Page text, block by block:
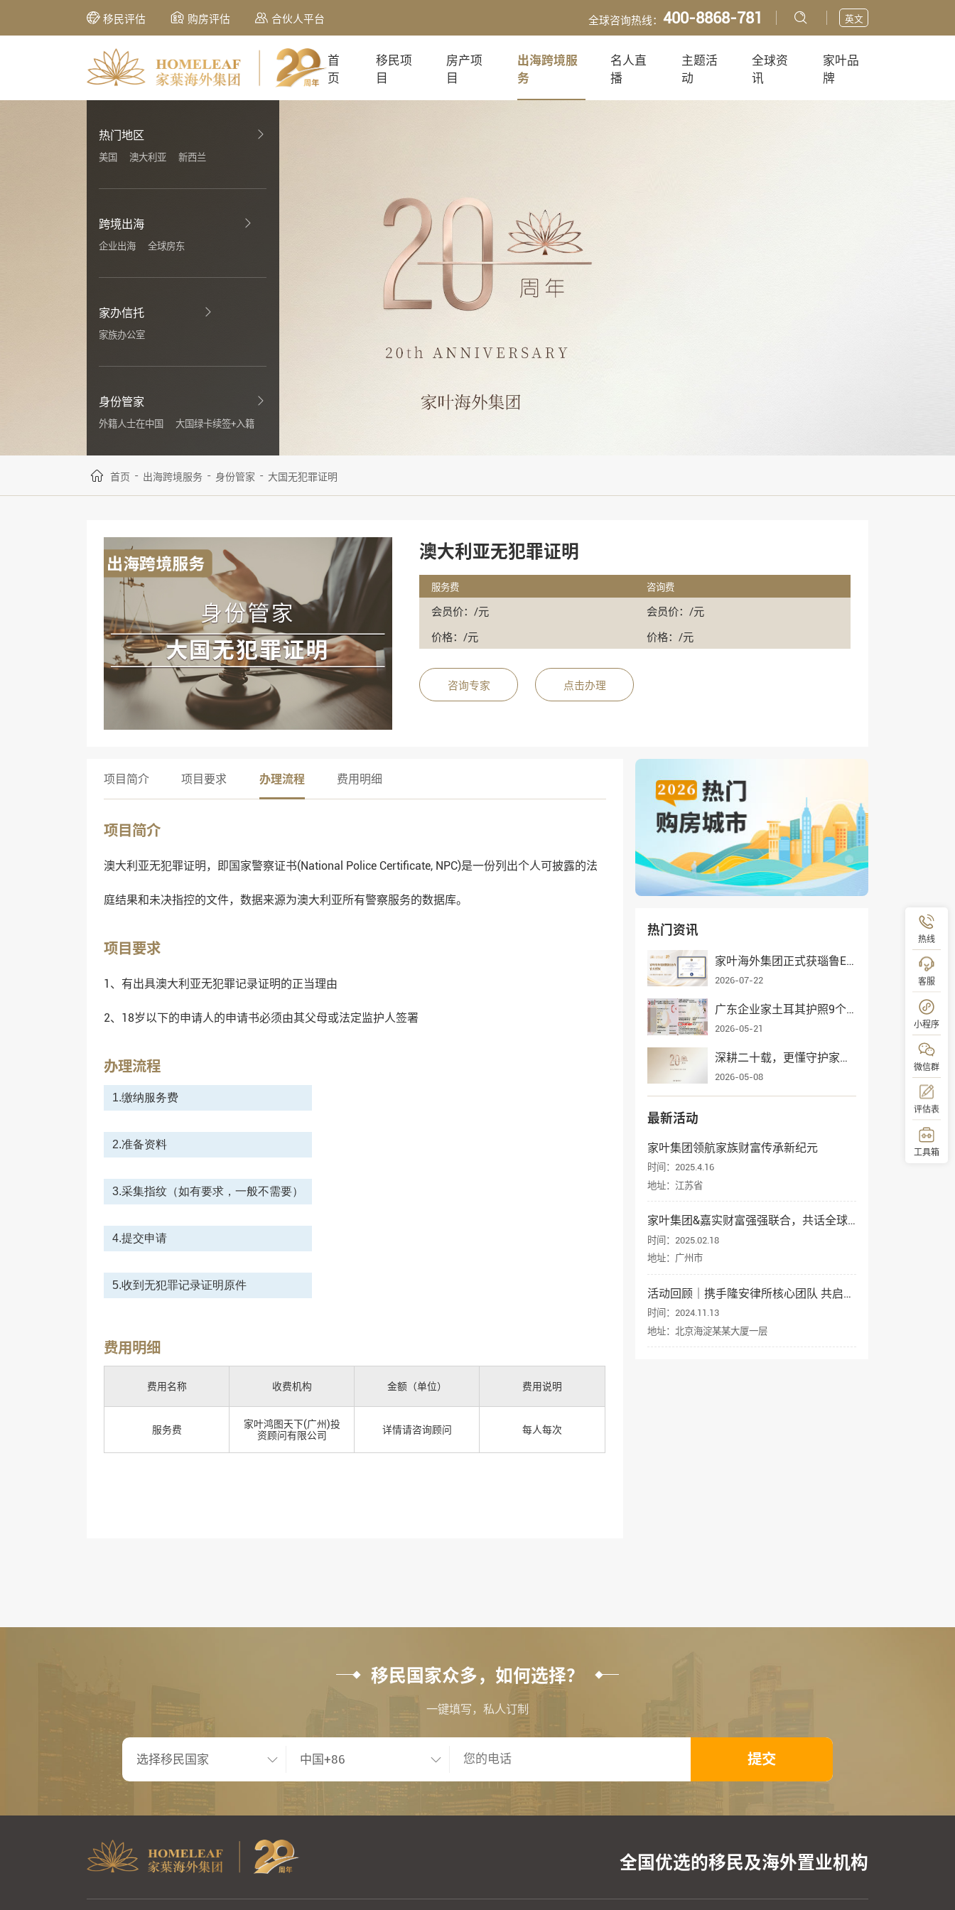
移民评估 购房评估 合伙人平台 全球咨询热线：400-8868-781 英文
首
页
移民项
目
房产项
目
出海跨境服
务
名人直
播
主题活
动
全球资
讯
家叶品
牌
热门地区
美国 澳大利亚 新西兰
跨境出海
企业出海 全球房东
家办信托
家族办公室
身份管家
外籍人士在中国 大国绿卡续签+入籍
首页 - 出海跨境服务 - 身份管家 - 大国无犯罪证明
澳大利亚无犯罪证明
服务费 咨询费
会员价：/元
会员价：/元
价格：/元
价格：/元
咨询专家 点击办理
项目简介 项目要求 办理流程 费用明细
项目简介
澳大利亚无犯罪证明，即国家警察证书(National Police Certificate, NPC)是一份列出个人可披露的法
庭结果和未决指控的文件，数据来源为澳大利亚所有警察服务的数据库。
项目要求
1、有出具澳大利亚无犯罪记录证明的正当理由
2、18岁以下的申请人的申请书必须由其父母或法定监护人签署
办理流程
1.缴纳服务费
2.准备资料
3.采集指纹（如有要求，一般不需要）
4.提交申请
5.收到无犯罪记录证明原件
费用明细
费用名称 收费机构 金额（单位） 费用说明
服务费
家叶鸿图天下(广州)投
资顾问有限公司
详情请咨询顾问 每人每次
热门资讯
家叶海外集团正式获瑙鲁ECRCP项目官方授权，身份规划服务再添权威认证
2026-07-22
广东企业家土耳其护照9个月获批，家叶海外全流程护航一家三口入籍
2026-05-21
深耕二十载，更懂守护家业——家叶海外集团辉煌发展纪实
2026-05-08
最新活动
家叶集团领航家族财富传承新纪元
时间：2025.4.16
地址：江苏省
家叶集团&嘉实财富强强联合，共话全球资产配置与身份规划
时间：2025.02.18
地址：广州市
活动回顾｜携手隆安律所核心团队 共启企业出海新征程
时间：2024.11.13
地址：北京海淀某某大厦一层
移民国家众多，如何选择？
一键填写，私人订制
提交
全国优选的移民及海外置业机构
热线
客服
小程序
微信群
评估表
工具箱